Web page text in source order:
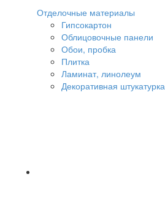
Отделочные материалы
Гипсокартон
Облицовочные панели
Обои, пробка
Плитка
Ламинат, линолеум
Декоративная штукатурка